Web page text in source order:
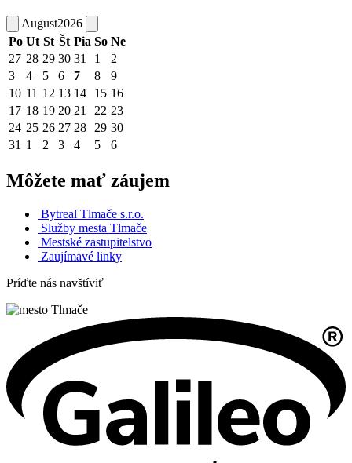
August2026
Po Ut St Št Pia So Ne
27 28 29 30 31 1
2
3
4 5 6 7 8
9
10 11 12 13 14 15 16
17 18 19 20 21 22 23
24 25 26 27 28 29 30
31 1 2 3 4 5 6
Môžete mať záujem
Bytreal Tlmače s.r.o.
Služby mesta Tlmače
Mestské zastupitelstvo
Zaujímavé linky
Príďte nás navštíviť